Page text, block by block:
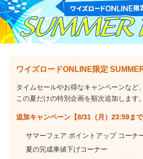
ワイズロードONLINE限定
タイムセールやお得なキャンペーンなど、
この夏だけの特別企画を順次追加します。
追加キャンペーン【8/31（月）23:59まで
サマーフェア ポイントアップ コーナ
夏の完成車値下げコーナー